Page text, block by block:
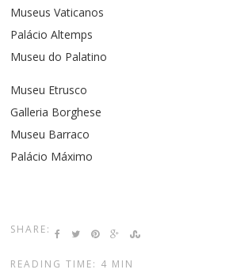
Museus Vaticanos
Palácio Altemps
Museu do Palatino
Museu Etrusco
Galleria Borghese
Museu Barraco
Palácio Máximo
SHARE:
READING TIME: 4 MIN